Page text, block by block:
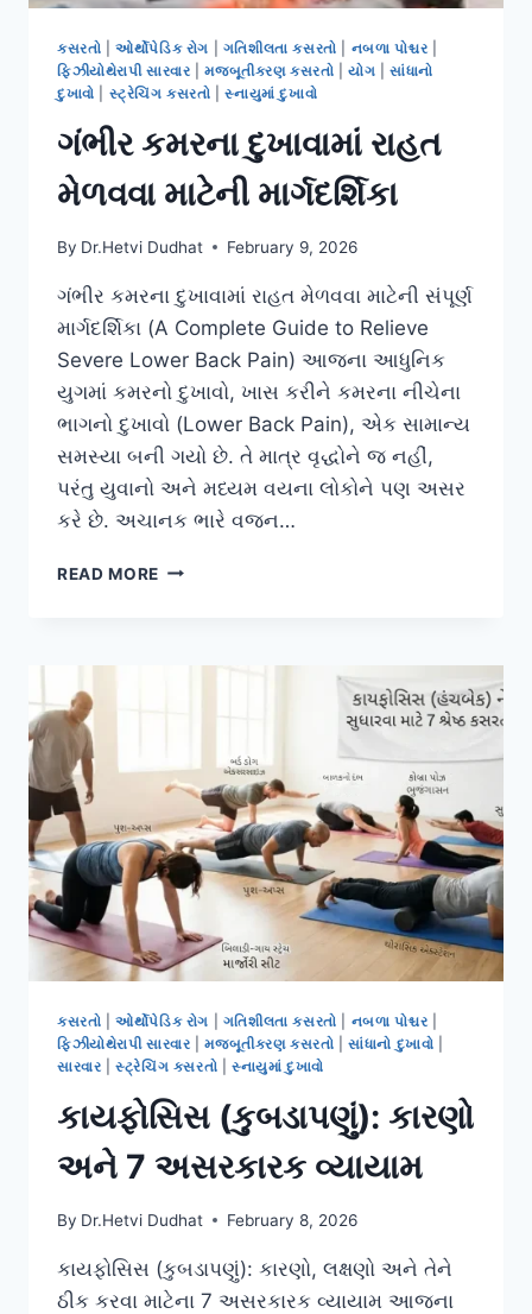
કસરતો |ઓર્થોપેડિક રોગ ગતિશીલતા કસરતો નબળા પોશ્ચર
ફિઝીયોથેરાપી સારવાર |મજબૂતીકરણ કસરતો |યોગ |સાંધાનો
દુખાવો
સ્ટ્રેચિંગ કસરતો |સ્નાયુમાં દુખાવો
ગંભીર કમરના દુખાવામાં રાહત
મેળવવા માટેની માર્ગદર્શિકા
By Dr.Hetvi Dudhat February 9, 2026
ગંભીર કમરના દુખાવામાં રાહત મેળવવા માટેની સંપૂર્ણ
માર્ગદર્શિકા (A Complete Guide to Relieve
Severe Lower Back Pain) આજના આધુનિક
યુગમાં કમરનો દુખાવો, ખાસ કરીને કમરના નીચેના
ભાગનો દુખાવો (Lower Back Pain), એક સામાન્ય
સમસ્યા બની ગયો છે. તે માત્ર વૃદ્ધોને જ નહીં,
પરંતુ યુવાનો અને મધ્યમ વયના લોકોને પણ અસર
કરે છે. અચાનક ભારે વજન…
READ MORE ગંભીર
મેળવવા
કસરતો |ઓર્થોપેડિક રોગ ગતિશીલતા કસરતો નબળા પોશ્ચર
ફિઝીયોથેરાપી સારવાર |મજબૂતીકરણ કસરતો |સાંધાનો દુખાવો
સારવાર |સ્ટ્રેચિંગ કસરતો સ્નાયુમાં દુખાવો
કાયફોસિસ (કુબડાપણું): કારણો
અને 7 અસરકારક વ્યાયામ
By Dr.Hetvi Dudhat February 8, 2026
કાયફોસિસ (કુબડાપણું): કારણો, લક્ષણો અને તેને
ઠીક કરવા માટેના 7 અસરકારક વ્યાયામ આજના